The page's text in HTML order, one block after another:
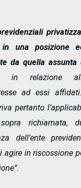
in una posizione
da quella assunta
in relazione
ad essi affidati
pertanto
richiamata,
dell’ente
agire in riscossione